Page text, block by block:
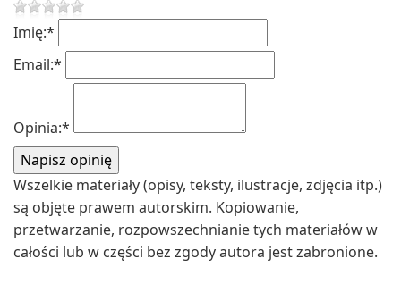
Imię:*
Email:*
Opinia:*
Wszelkie materiały (opisy, teksty, ilustracje, zdjęcia itp.)
są objęte prawem autorskim. Kopiowanie,
przetwarzanie, rozpowszechnianie tych materiałów w
całości lub w części bez zgody autora jest zabronione.